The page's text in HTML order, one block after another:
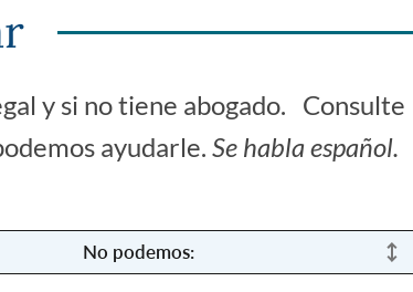
y si no tiene abogado. Consulte
ayudarle. Se habla español.
No podemos: